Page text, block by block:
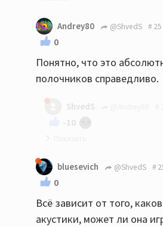
Если честно и субъективно,
18квм кдп, 610ые полочник
помещение, пока муж не
дополнительно, те же 630
напольники вообще бы
мое имхо: до 20-22 квм
Andrey80 @ShvedS
0
Понятно, что это
полочников справедливо.
ShvedS
-10
Так и я Вам ни в коем
bluesevich @ShvedS
0
Всё зависит от того,
акустики, может ли она